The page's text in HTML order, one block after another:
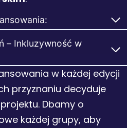
– Inkluzywność w
w każdej edycji
przyznaniu decyduje
Dbamy o
każdej grupy, aby